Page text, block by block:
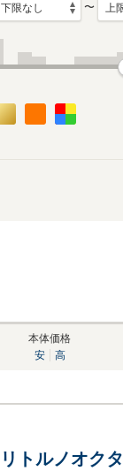
〜
本体価格
安
高
トルノオクタ